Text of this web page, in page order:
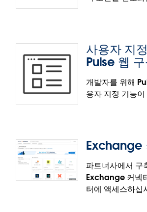
다중 사실 관계 관련성 정
실 관계 정보 탐색으로 복잡한 데이터
색할 수 있습니다. 이 기능은 상황에
주어 모호성을 제거함으로써 분석가
전문 지식 없이도 자신 있게 데이터
지원합니다. 더 적으면서 더 포괄적
더욱 깊은 인사이트를 얻으십시오.
기본 LWC의 사용자 특
기본 LWC의 사용자 특성을 사용하여
지정 코드를 작성하지 않고도
Experience Cloud 포털에 데이터 보
데이터 액세스를 간소화하고 더 나은
발하는 데 집중할 수 있습니다.
사용자 지
Pulse 웹
개발자를 위해
용자 지정 기능
사용자 지정 가능한
성 요소
개발자는 사용자 지정 가능한 Pulse
Exchange
파트너사에서
Exchange 커넥
터에 액세스하십